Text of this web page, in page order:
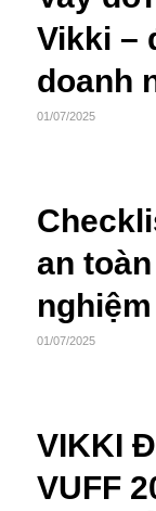
Vikki –
doanh
01/07/2025
an
nghiệm
01/07/2025
VIKKI
VUFF